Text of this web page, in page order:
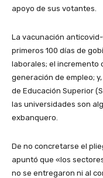
apoyo de sus votantes.
La vacunación
primeros 100 días de
laborales; el incremento
generación de empleo;
de Educación Superior
las universidades son
exbanquero.
De no concretarse el
apuntó que «los
no se entregaron ni al